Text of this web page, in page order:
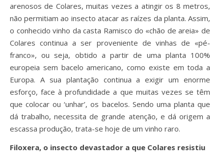
arenosos de Colares, muitas vezes a atingir os 8 metros,
não permitiam ao insecto atacar as raízes da planta. Assim,
o conhecido vinho da casta Ramisco do «chão de areia» de
Colares continua a ser proveniente de vinhas de «pé-
franco», ou seja, obtido a partir de uma planta 100%
europeia sem bacelo americano, como existe em toda a
Europa. A sua plantação continua a exigir um enorme
esforço, face à profundidade a que muitas vezes se têm
que colocar ou ‘unhar’, os bacelos. Sendo uma planta que
dá trabalho, necessita de grande atenção, e dá origem a
escassa produção, trata-se hoje de um vinho raro.
Filoxera, o insecto devastador a que Colares resistiu